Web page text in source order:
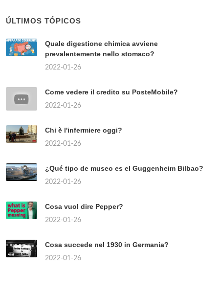
ÚLTIMOS TÓPICOS
Quale digestione chimica avviene
prevalentemente nello stomaco?
2022-01-26
Come vedere il credito su PosteMobile?
2022-01-26
Chi è l'infermiere oggi?
2022-01-26
¿Qué tipo de museo es el Guggenheim Bilbao?
2022-01-26
Cosa vuol dire Pepper?
2022-01-26
Cosa succede nel 1930 in Germania?
2022-01-26